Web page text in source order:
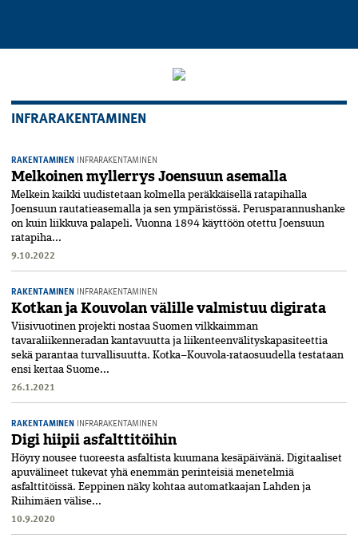
INFRARAKENTAMINEN
RAKENTAMINEN INFRARAKENTAMINEN
Melkoinen myllerrys Joensuun asemalla
Melkein kaikki uudistetaan kolmella peräkkäisellä ratapihalla
Joensuun rautatieasemalla ja sen ympäristössä. Perusparannushanke
on kuin liikkuva palapeli. Vuonna 1894 käyttöön otettu Joensuun
ratapiha...
9.10.2022
RAKENTAMINEN INFRARAKENTAMINEN
Kotkan ja Kouvolan välille valmistuu digirata
Viisivuotinen projekti nostaa Suomen vilkkaimman
tavaraliikenneradan kantavuutta ja liikenteenvälityskapasiteettia
sekä parantaa turvallisuutta. Kotka–Kouvola-rataosuudella testataan
ensi kertaa Suome...
26.1.2021
RAKENTAMINEN INFRARAKENTAMINEN
Digi hiipii asfalttitöihin
Höyry nousee tuoreesta asfaltista kuumana kesäpäivänä. Digitaaliset
apuvälineet tukevat yhä enemmän perinteisiä menetelmiä
asfalttitöissä. Eeppinen näky kohtaa automatkaajan Lahden ja
Riihimäen välise...
10.9.2020